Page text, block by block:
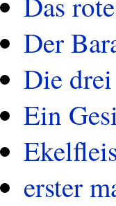
Der
Die
Ein
erster